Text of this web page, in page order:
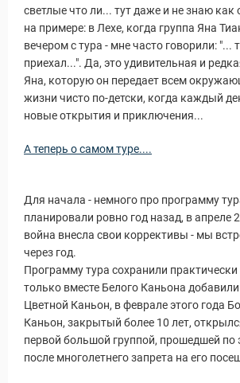
и Туры
светлые что ли... тут даже и не знаю
на примере: в Лехе, когда группа Яна
вечером с тура - мне часто говорили: "...
приехал...". Да, это удивительная и
Яна, которую он передает всем
жизни чисто по-детски, когда каждый
новые открытия и приключения...
А теперь о самом туре....
Для начала - немного про программу
планировали ровно год назад, в апреле
война внесла свои коррективы - мы
через год.
Программу тура сохранили практически
только вместе Белого Каньона
Цветной Каньон, в феврале этого года
Каньон, закрытый более 10 лет,
первой большой группой, прошедшей по
после многолетнего запрета на его